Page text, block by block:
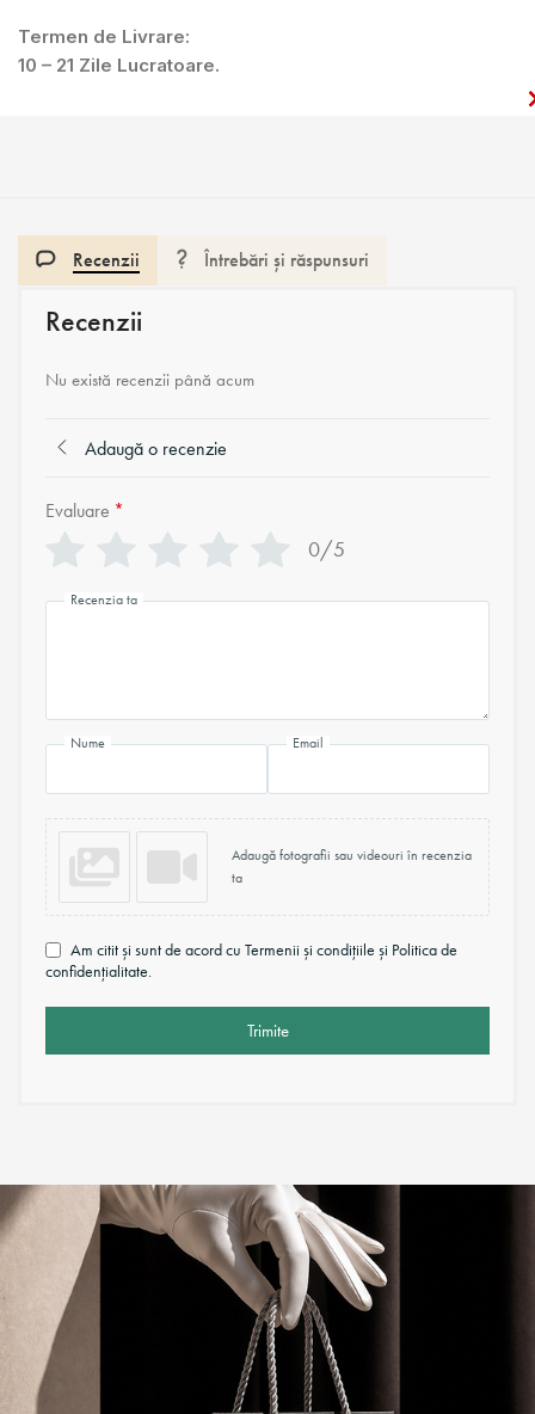
Termen de Livrare:
10 – 21 Zile Lucratoare.
Recenzii Întrebări și răspunsuri
Recenzii
Nu există recenzii până acum
Adaugă o recenzie
Evaluare *
0/5
Recenzia ta
Nume Email
Adaugă fotografii sau videouri în recenzia
ta
Am citit și sunt de acord cu Termenii și condițiile și Politica de
confidențialitate.
Trimite